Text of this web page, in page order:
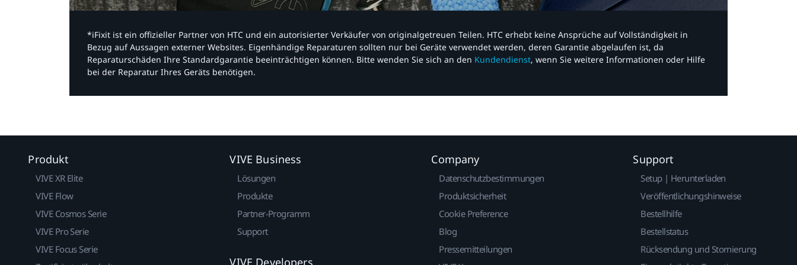
*iFixit ist ein offizieller Partner von HTC und ein autorisierter Verkäufer von originalgetreuen Teilen. HTC erhebt keine Ansprüche auf Vollständigkeit in
Bezug auf Aussagen externer Websites. Eigenhändige Reparaturen sollten nur bei Geräte verwendet werden, deren Garantie abgelaufen ist, da
Reparaturschäden Ihre Standardgarantie beeinträchtigen können. Bitte wenden Sie sich an den Kundendienst, wenn Sie weitere Informationen oder Hilfe
bei der Reparatur Ihres Geräts benötigen.​
Produkt
VIVE XR Elite
VIVE Flow
VIVE Cosmos Serie
VIVE Pro Serie
VIVE Focus Serie
VIVE Business
Lösungen
Produkte
Partner-Programm
Support
VIVE Developers
Company
Datenschutzbestimmungen
Produktsicherheit
Cookie Preference
Blog
Pressemitteilungen
Support
Setup | Herunterladen
Veröffentlichungshinweise
Bestellhilfe
Bestellstatus
Rücksendung und Stornierung